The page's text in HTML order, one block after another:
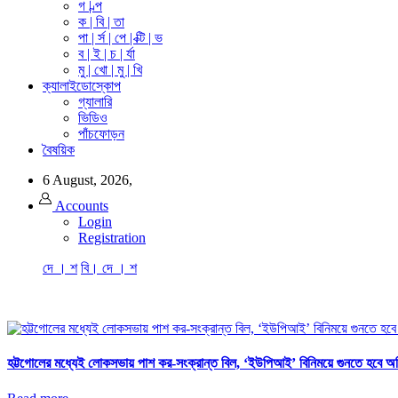
গ | ল্প
ক | বি | তা
পা | র্স | পে | ক্টি | ভ
ব | ই | চ | র্যা
মু | খো | মু | খি
ক্যালাইডোস্কোপ
গ্যালারি
ভিডিও
পাঁচফোড়ন
বৈষয়িক
6 August, 2026,
Accounts
Login
Registration
দে । শ বি। দে । শ
হট্টগোলের মধ্যেই লোকসভায় পাশ কর-সংক্রান্ত বিল, ‘ইউপিআই’ বিনিময়ে গুনতে হবে